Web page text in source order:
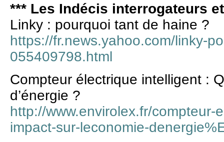
*** Les Indécis interrogateurs
Linky : pourquoi tant de haine ?
https://fr.news.yahoo.com/linky-
055409798.html
Compteur électrique intelligent :
d’énergie ?
http://www.envirolex.fr/compteur-
impact-sur-leconomie-